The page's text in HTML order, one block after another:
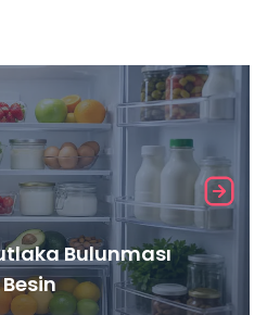
Bulunması
Besin